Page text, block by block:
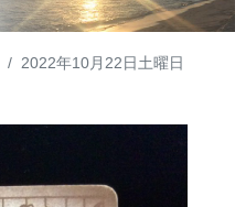
2022年10月22日土曜日